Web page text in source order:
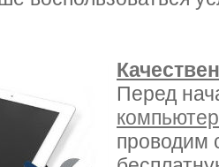
Перед
проводим